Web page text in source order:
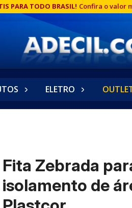
PARA TODO BRASIL! Confira o valor
ELETRO
Fita Zebrada
isolamento de